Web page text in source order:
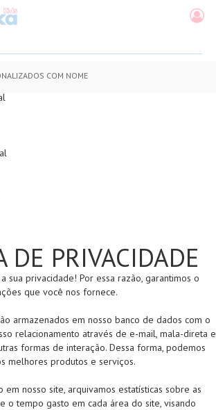
COM NOME
DE PRIVACIDADE
sua privacidade! Por essa razão, garantimos o
que você nos fornece.
armazenados em nosso banco de dados com o
relacionamento através de e-mail, mala-direta e
formas de interação. Dessa forma, podemos
melhores produtos e serviços.
em nosso site, arquivamos estatísticas sobre as
o tempo gasto em cada área do site, visando